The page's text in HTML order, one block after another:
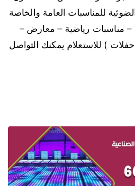
للمناسبات العامة والخاصة
مناسبات رياضية – معارض –
) للاستعلام يمكنك التواصل